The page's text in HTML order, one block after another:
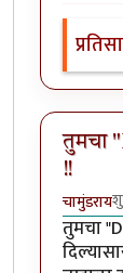
तुमचा
!!
चामुंडराय
तुमचा